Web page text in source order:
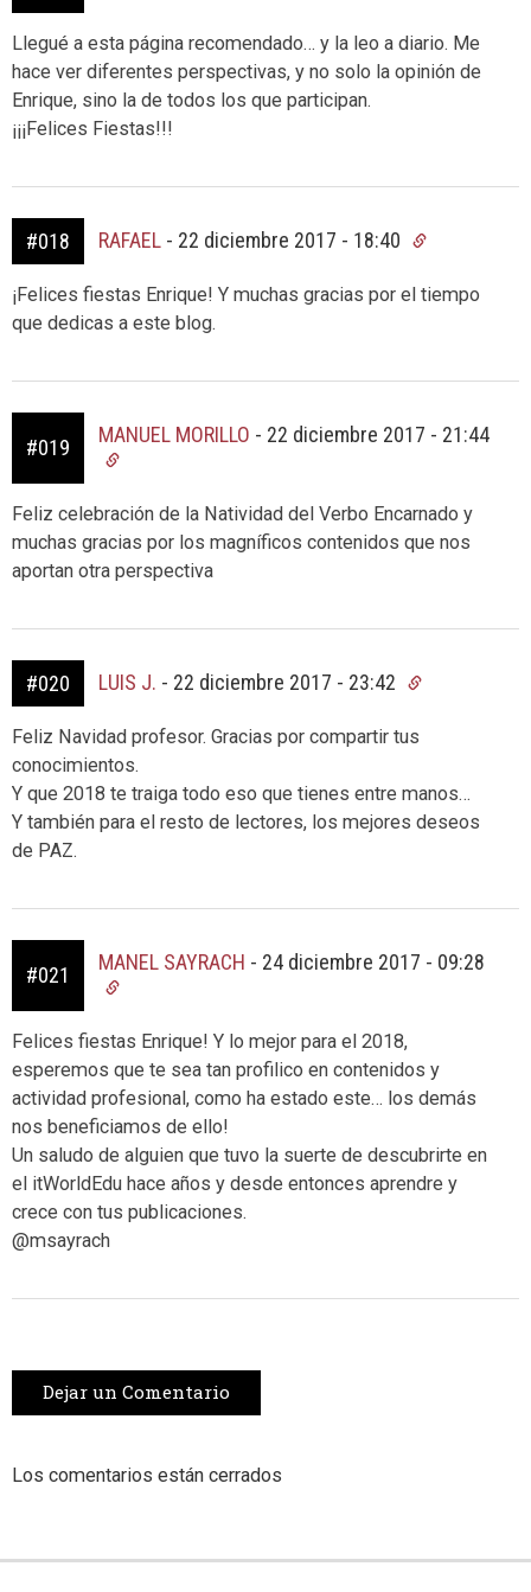
Llegué a esta página recomendado… y la leo a diario. Me
hace ver diferentes perspectivas, y no solo la opinión de
Enrique, sino la de todos los que participan.
¡¡¡Felices Fiestas!!!
#018 RAFAEL - 22 diciembre 2017 - 18:40
¡Felices fiestas Enrique! Y muchas gracias por el tiempo
que dedicas a este blog.
#019
MANUEL MORILLO - 22 diciembre 2017 - 21:44
Feliz celebración de la Natividad del Verbo Encarnado y
muchas gracias por los magníficos contenidos que nos
aportan otra perspectiva
#020 LUIS J. - 22 diciembre 2017 - 23:42
Feliz Navidad profesor. Gracias por compartir tus
conocimientos.
Y que 2018 te traiga todo eso que tienes entre manos…
Y también para el resto de lectores, los mejores deseos
de PAZ.
#021
MANEL SAYRACH - 24 diciembre 2017 - 09:28
Felices fiestas Enrique! Y lo mejor para el 2018,
esperemos que te sea tan profilico en contenidos y
actividad profesional, como ha estado este… los demás
nos beneficiamos de ello!
Un saludo de alguien que tuvo la suerte de descubrirte en
el itWorldEdu hace años y desde entonces aprendre y
crece con tus publicaciones.
@msayrach
Dejar un Comentario
Los comentarios están cerrados